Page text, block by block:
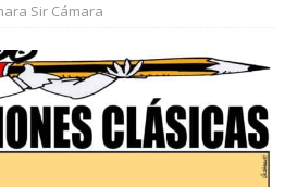
Sir Cámara